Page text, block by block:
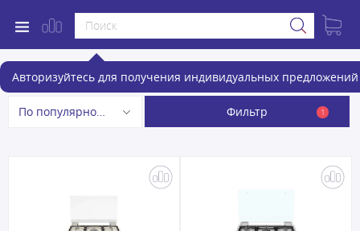
Авторизуйтесь для получения индивидуальных предложений
Комбинированные плиты
По популярности Фильтр 1